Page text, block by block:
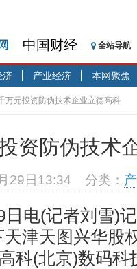
中国财经 全站导航
济 产业经济 本网聚焦
万元投资防伪技术企业立德高科
资防伪技术
29日13:34 分类：
电(记者刘雪)
津天图兴华股
科(北京)数码科